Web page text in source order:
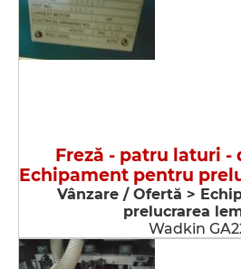
Freză - patru laturi -
Echipament pentru
Vânzare / Ofertă >
prelucrarea
Wadkin